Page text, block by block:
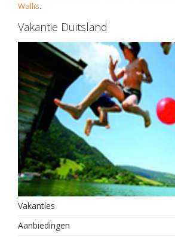
Wallis.
Vakantie Duitsland
Vakanties
Aanbiedingen